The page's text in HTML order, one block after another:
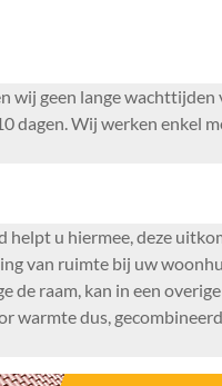
geen lange
Wij werken enkel
u hiermee, deze
van ruimte bij uw
raam, kan in een
warmte dus,